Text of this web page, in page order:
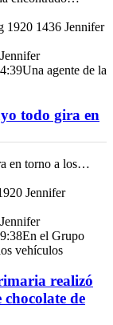
1920 1436 Jennifer
Jennifer
Una agente de la
todo gira en
en torno a los…
Jennifer
Jennifer
En el Grupo
vehículos
realizó
de